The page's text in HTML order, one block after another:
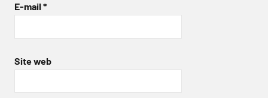
E-mail *
Site web